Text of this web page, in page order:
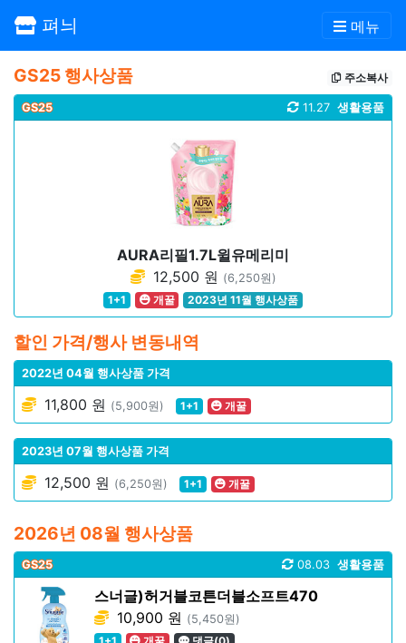
펴늬 메뉴
GS25 행사상품 주소복사
GS25 생활용품
11.27
AURA리필1.7L윌유메리미
12,500 원 (6,250원)
1+1
개꿀 2023년 11월 행사상품
할인 가격/행사 변동내역
2022년 04월 행사상품 가격
11,800 원 (5,900원) 1+1 개꿀
2023년 07월 행사상품 가격
12,500 원 (6,250원) 1+1 개꿀
2026년 08월 행사상품
GS25 생활용품
08.03
스너글)허거블코튼더블소프트470
10,900 원 (5,450원)